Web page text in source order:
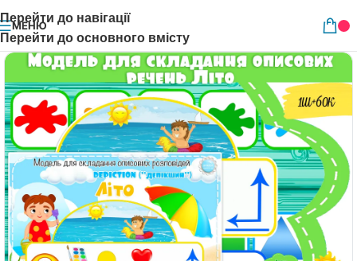
Перейти до навігації
Перейти до основного вмісту
МЕНЮ